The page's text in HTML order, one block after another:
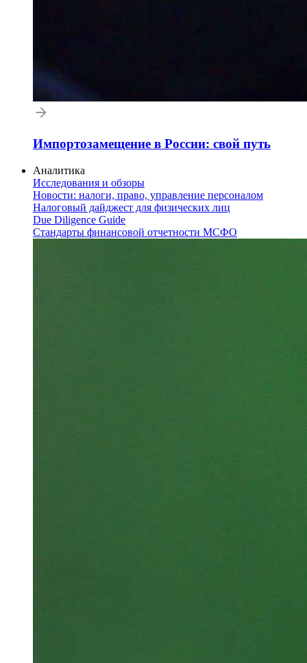
Импортозамещение в России: свой путь
Аналитика
Исследования и обзоры
Новости: налоги, право, управление персоналом
Налоговый дайджест для физических лиц
Due Diligence Guide
Стандарты финансовой отчетности МСФО